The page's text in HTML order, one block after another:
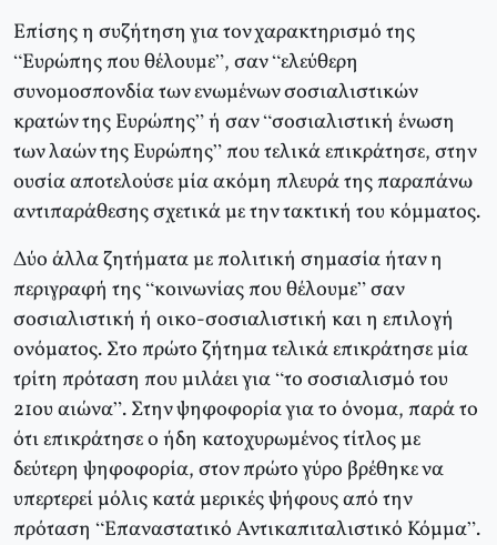
Επίσης η συζήτηση για τον χαρακτηρισμό της
“Ευρώπης που θέλουμε”, σαν “ελεύθερη
συνομοσπονδία των ενωμένων σοσιαλιστικών
κρατών της Ευρώπης” ή σαν “σοσιαλιστική ένωση
των λαών της Ευρώπης” που τελικά επικράτησε, στην
ουσία αποτελούσε μία ακόμη πλευρά της παραπάνω
αντιπαράθεσης σχετικά με την τακτική του κόμματος.
Δύο άλλα ζητήματα με πολιτική σημασία ήταν η
περιγραφή της “κοινωνίας που θέλουμε” σαν
σοσιαλιστική ή οικο-σοσιαλιστική και η επιλογή
ονόματος. Στο πρώτο ζήτημα τελικά επικράτησε μία
τρίτη πρόταση που μιλάει για “το σοσιαλισμό του
21ου αιώνα”. Στην ψηφοφορία για το όνομα, παρά το
ότι επικράτησε ο ήδη κατοχυρωμένος τίτλος με
δεύτερη ψηφοφορία, στον πρώτο γύρο βρέθηκε να
υπερτερεί μόλις κατά μερικές ψήφους από την
πρόταση “Επαναστατικό Αντικαπιταλιστικό Κόμμα”.